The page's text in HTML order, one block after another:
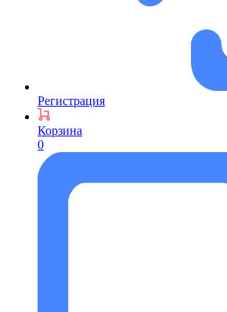
Регистрация
Корзина
0